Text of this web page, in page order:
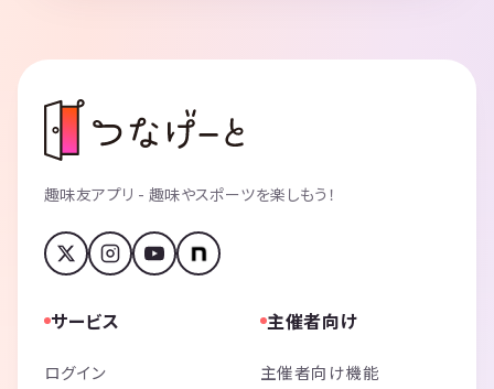
お菓子・食事・お酒の持ち込み完全自由
一緒にお酒を飲んでマダミスしたら
高確率で仲良くなれます！（統計取れました）
■会場：
Milinoa大塚
商店街の中、スーパーや安居酒屋もたくさん、途中外出してご飯やお酒
を買いに行ったり、終わった後の二次会もバッチリですね。
■アクセス：
「池袋駅からたったの1駅」
東京さくらトラム（都電荒川線） 向原駅 徒歩4分
趣味友アプリ - 趣味やスポーツを楽しもう！
サービス
ログイン
主催者向け
主催者向け機能